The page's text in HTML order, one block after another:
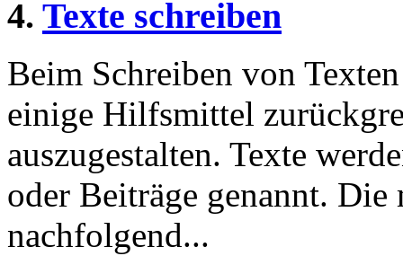
4. Texte schreiben
Beim Schreiben von
einige Hilfsmittel
auszugestalten. Texte
oder Beiträge genannt.
nachfolgend...